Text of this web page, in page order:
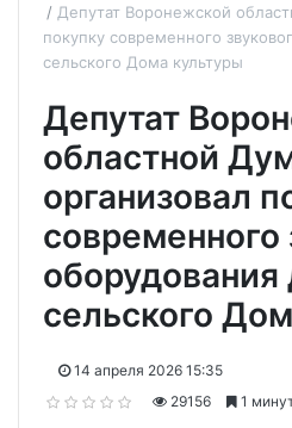
Депутат Воронежской
покупку современного
сельского Дома культуры
Депутат
областной
организовал
современного
оборудования
сельского
14 апреля 2026 15:35
29156
1